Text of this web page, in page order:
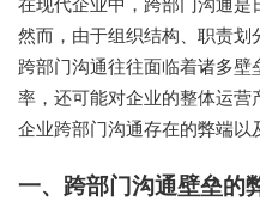
在现代企业中，跨部门沟通是
然而，由于组织结构、职责划
跨部门沟通往往面临着诸多
率，还可能对企业的整体运营
企业跨部门沟通存在的弊端以
一、跨部门沟通壁垒的